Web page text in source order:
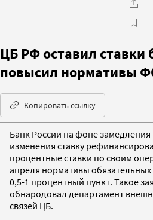
ЦБ РФ оставил ставки
повысил нормативы
Копировать ссылку
Банк России на фоне
изменения ставку
процентные ставки по своим
апреля нормативы
0,5-1 процентный пункт. Такое
обнародовал департамент
связей ЦБ.